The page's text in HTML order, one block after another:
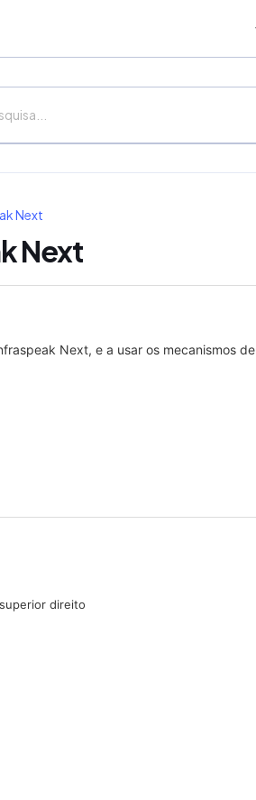
Next
Next
Next, e a usar os mecanismos de
direito